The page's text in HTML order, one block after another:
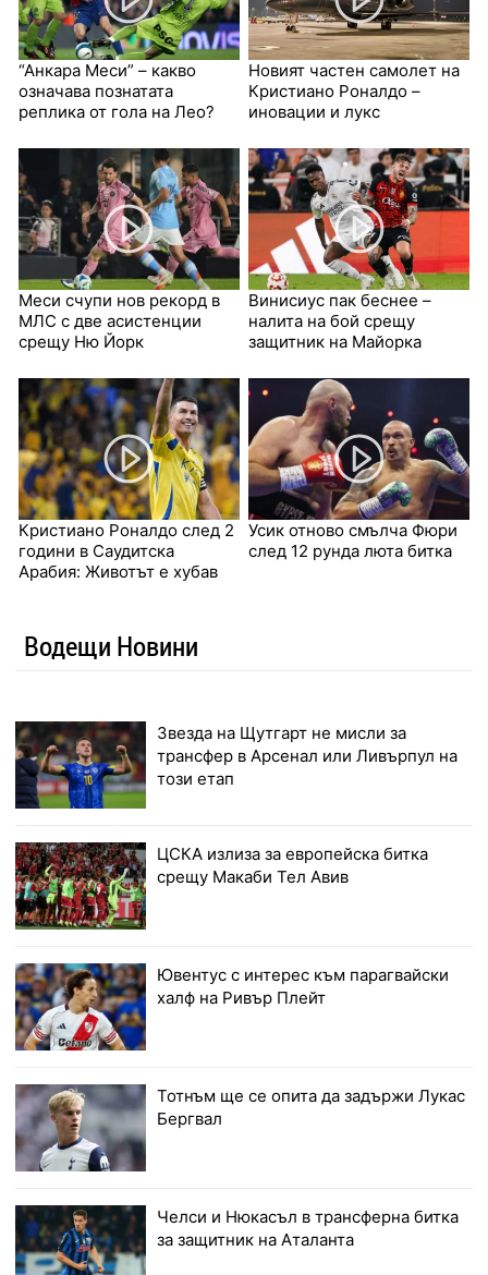
“Анкара Меси” – какво
означава познатата
реплика от гола на Лео?
Новият частен самолет на
Кристиано Роналдо –
иновации и лукс
Меси счупи нов рекорд в
МЛС с две асистенции
срещу Ню Йорк
Винисиус пак беснее –
налита на бой срещу
защитник на Майорка
Кристиано Роналдо след 2
години в Саудитска
Арабия: Животът е хубав
Усик отново смълча Фюри
след 12 рунда люта битка
Водещи Новини
Звезда на Щутгарт не мисли за
трансфер в Арсенал или Ливърпул на
този етап
ЦСКА излиза за европейска битка
срещу Макаби Тел Авив
Ювентус с интерес към парагвайски
халф на Ривър Плейт
Тотнъм ще се опита да задържи Лукас
Бергвал
Челси и Нюкасъл в трансферна битка
за защитник на Аталанта